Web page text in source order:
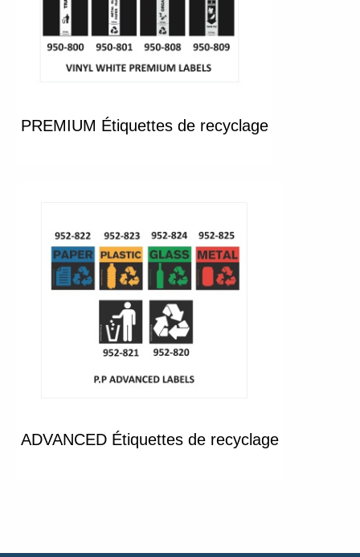
PREMIUM Étiquettes de recyclage
ADVANCED Étiquettes de recyclage